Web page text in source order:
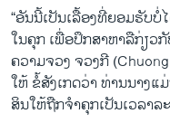
“ອັນ​ນີ້​ເປັນເລື້ອງ​ທີ່​ຍອມ​ຮັບ
ໃນ​ຄຸກ ເພື່ອປຶກສາຫາລືກ່ຽວ
ຄວາມຈວງ ຈວງ​ກີ
ໃຫ້ ຂໍ້ສັງເກດວ່າ ທ່ານນາງ
ສິນໃຫ້​ຖືກຈໍາ​ຄຸກ​ເປັນ​ເວ​ລາ